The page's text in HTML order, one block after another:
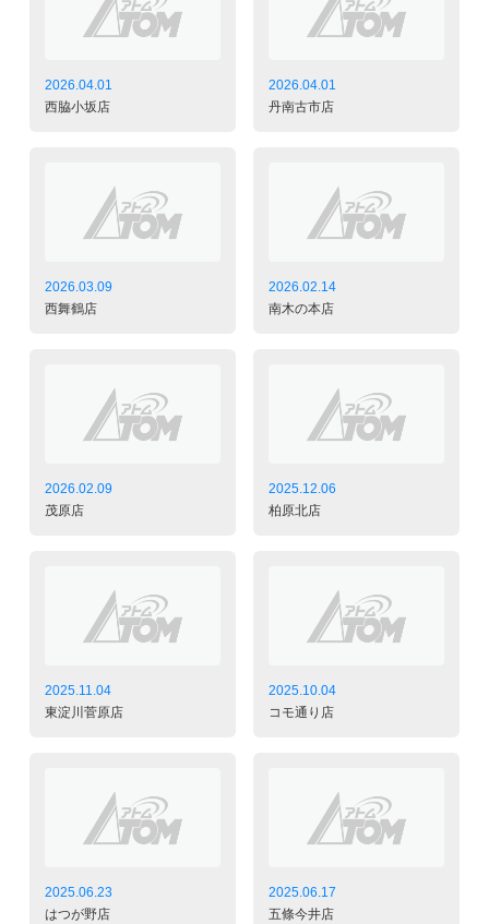
2026.04.01
西脇小坂店
2026.04.01
丹南古市店
2026.03.09
西舞鶴店
2026.02.14
南木の本店
2026.02.09
茂原店
2025.12.06
柏原北店
2025.11.04
東淀川菅原店
2025.10.04
コモ通り店
2025.06.23
はつが野店
2025.06.17
五條今井店